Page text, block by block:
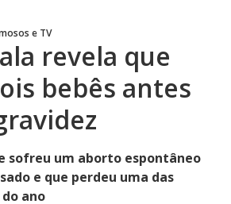
e TV
revela que
bebês antes
sofreu um aborto espontâneo
e que perdeu uma das
ano